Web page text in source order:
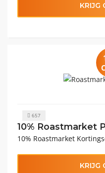
KRIJG
657
10% Roastmarket
10% Roastmarket
KRIJG